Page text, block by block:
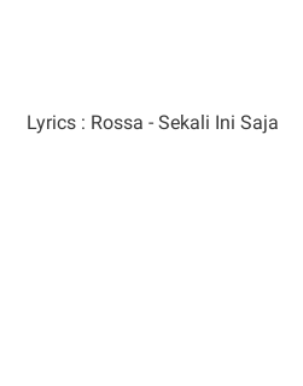
Lyrics : Rossa - Sekali Ini Saja